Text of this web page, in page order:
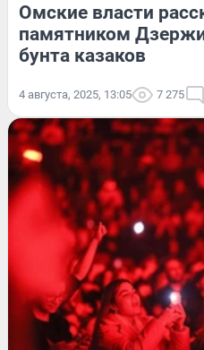
Омские власти
памятником
бунта казаков
4 августа, 2025, 13:05 7 275